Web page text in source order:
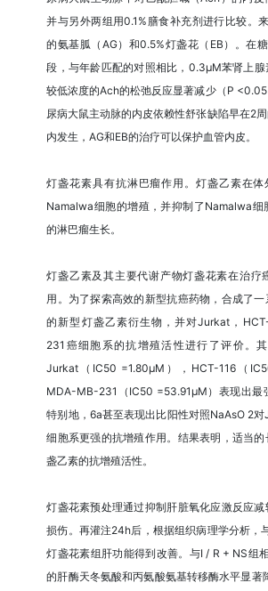
并与另外两组用0.1%膳食补充剂进行比较。
的氨基胍（AG）和0.5%灯盏花（EB）。在
段，与年龄匹配的对照相比，0.3μM苯肾上腺
较低浓度的Ach的松弛反应显著减少（P
尿病大鼠主动脉的内皮依赖性舒张缺陷早在2
内发生，AG和EB的治疗可以保护血管内皮。
灯盏花素具有抗淋巴瘤作用。灯盏乙素在
Namalwa细胞的增殖，并抑制了Namalwa细
的淋巴瘤生长。
灯盏乙素及其主要代谢产物灯盏花素在治疗
用。为了探索高效的新型抗癌药物，合成了
的新型灯盏乙素衍生物，并对Jurkat，
231癌细胞系的抗增殖活性进行了评价。
Jurkat（IC50 =1.80μM），HCT-116（
MDA-MB-231（IC50 =53.91μM）表现出最
特别地，6a甚至表现出比阳性对照NaAsO 2
细胞系更强的抗增殖作用。结果表明，适当
盏乙素的抗增殖活性。
灯盏花素预处理通过抑制肝脏氧化应激反应
损伤。再灌注24h后，根据组织病理学分析，
灯盏花素组肝功能得到改善。与I / R + NS组
的肝酶天冬氨酸和丙氨酸氨基转移酶水平显著